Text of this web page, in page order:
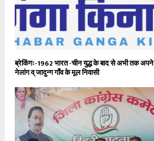
ब्रेकिंगः-1962 भारत -चीन युद्ध के बाद से अभी तक अपने
नेलांग व् जादुन्ग गाँव के मूल निवासी